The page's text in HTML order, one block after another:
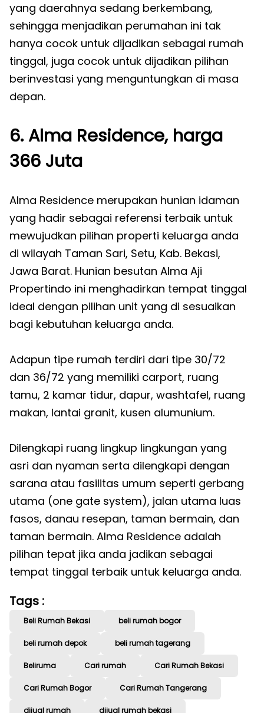
yang daerahnya sedang berkembang,
sehingga menjadikan perumahan ini tak
hanya cocok untuk dijadikan sebagai rumah
tinggal, juga cocok untuk dijadikan pilihan
berinvestasi yang menguntungkan di masa
depan.
6. Alma Residence, harga
366 Juta
Alma Residence merupakan hunian idaman
yang hadir sebagai referensi terbaik untuk
mewujudkan pilihan properti keluarga anda
di wilayah Taman Sari, Setu, Kab. Bekasi,
Jawa Barat. Hunian besutan Alma Aji
Propertindo ini menghadirkan tempat tinggal
ideal dengan pilihan unit yang di sesuaikan
bagi kebutuhan keluarga anda.
Adapun tipe rumah terdiri dari tipe 30/72
dan 36/72 yang memiliki carport, ruang
tamu, 2 kamar tidur, dapur, washtafel, ruang
makan, lantai granit, kusen alumunium.
Dilengkapi ruang lingkup lingkungan yang
asri dan nyaman serta dilengkapi dengan
sarana atau fasilitas umum seperti gerbang
utama (one gate system), jalan utama luas
fasos, danau resepan, taman bermain, dan
taman bermain. Alma Residence adalah
pilihan tepat jika anda jadikan sebagai
tempat tinggal terbaik untuk keluarga anda.
Tags :
Beli Rumah Bekasi beli rumah bogor
beli rumah depok beli rumah tagerang
Beliruma Cari rumah Cari Rumah Bekasi
Cari Rumah Bogor Cari Rumah Tangerang
dijual rumah dijual rumah bekasi